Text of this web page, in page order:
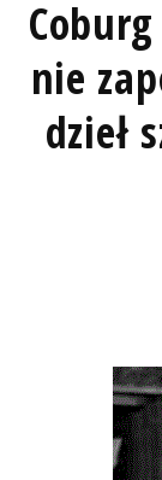
nie
dzieł